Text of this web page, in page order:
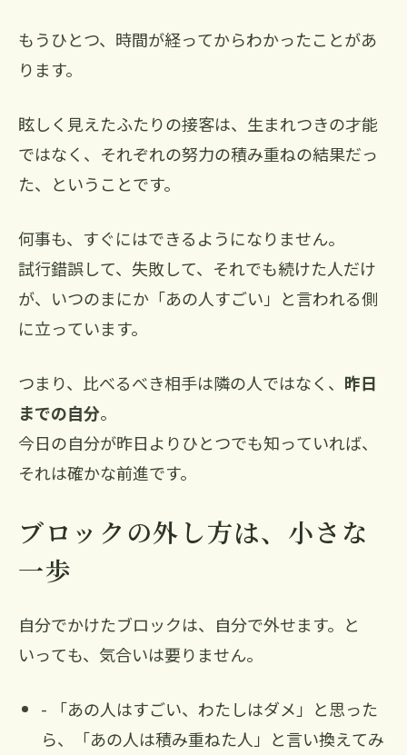
もうひとつ、時間が経ってからわかったことがあ
ります。
眩しく見えたふたりの接客は、生まれつきの才能
ではなく、それぞれの努力の積み重ねの結果だっ
た、ということです。
何事も、すぐにはできるようになりません。
試行錯誤して、失敗して、それでも続けた人だけ
が、いつのまにか「あの人すごい」と言われる側
に立っています。
つまり、比べるべき相手は隣の人ではなく、 昨日
までの自分。
今日の自分が昨日よりひとつでも知っていれば、
それは確かな前進です。
ブロックの外し方は、小さな
一歩
自分でかけたブロックは、自分で外せます。と
いっても、気合いは要りません。
- 「あの人はすごい、わたしはダメ」と思った
ら、「あの人は積み重ねた人」と言い換えてみ